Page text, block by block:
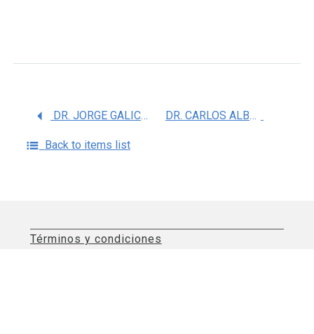
DR. JORGE GALICIA CARREON DR. CARLOS ALBERTO MIER AGUILAR
Back to items list
Términos y condiciones